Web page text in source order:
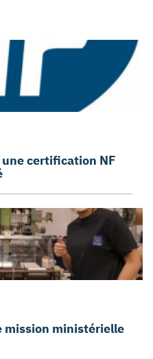
certification NF
mission ministérielle